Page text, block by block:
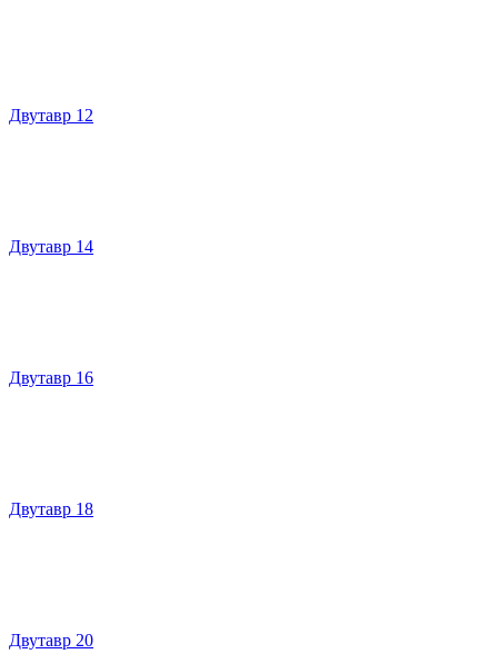
Двутавр 12
Двутавр 14
Двутавр 16
Двутавр 18
Двутавр 20